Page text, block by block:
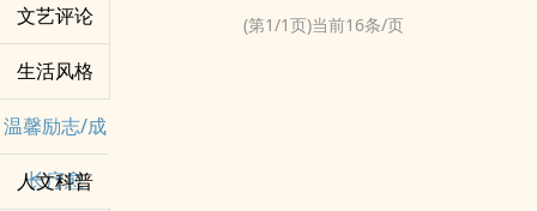
文艺评论
生活风格
温馨励志/成
长疗愈
人文科普
更不记得凶手是谁。
(第1/1页)当前16条/页